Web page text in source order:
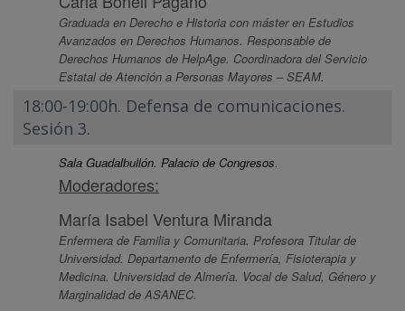
Graduada en Derecho e Historia con máster en Estudios
Avanzados en Derechos Humanos. Responsable de
Derechos Humanos de HelpAge. Coordinadora del Servicio
Estatal de Atención a Personas Mayores – SEAM.
18:00-19:00h. Defensa de comunicaciones.
Sesión 3.
Sala Guadalbullón. Palacio de Congresos.
Moderadores:
María Isabel Ventura Miranda
Enfermera de Familia y Comunitaria. Profesora Titular de
Universidad. Departamento de Enfermería, Fisioterapia y
Medicina. Universidad de Almería. Vocal de Salud, Género y
Marginalidad de ASANEC.